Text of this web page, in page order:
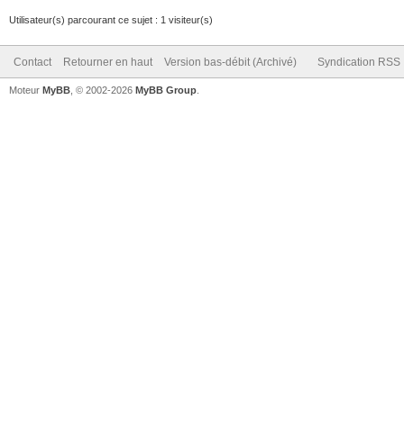
Utilisateur(s) parcourant ce sujet : 1 visiteur(s)
Contact Retourner en haut Version bas-débit (Archivé) Syndication RSS
Moteur MyBB , © 2002-2026 MyBB Group